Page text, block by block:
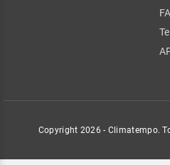
Copyright 2026 - Climatempo.